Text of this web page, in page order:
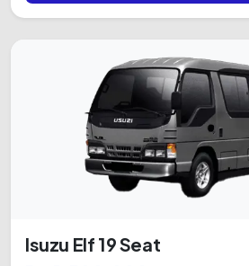
Isuzu Elf 19 Seat